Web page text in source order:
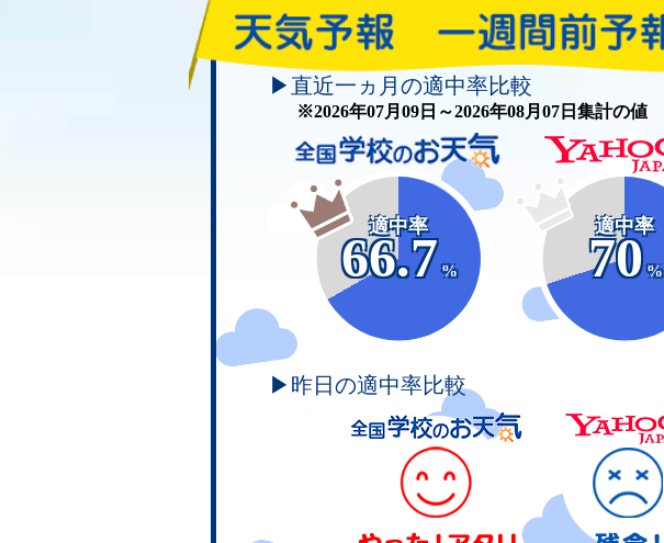
▶直近一ヵ月の適中率比較
※2026年07月09日～2026年08月07日集計の値
適中率
66.7
%
適中率
70
%
▶昨日の適中率比較